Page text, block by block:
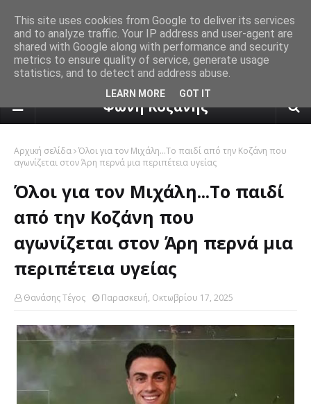
πρόγνωση καιρού από το
Φωνή Κοζάνης
Αρχική σελίδα Όλοι για τον Μιχάλη...Το παιδί από την Κοζάνη που
αγωνίζεται στον Άρη περνά μια περιπέτεια υγείας
Όλοι για τον Μιχάλη...Το παιδί
από την Κοζάνη που
αγωνίζεται στον Άρη περνά μια
περιπέτεια υγείας
Θανάσης Τέγος Παρασκευή, Οκτωβρίου 17, 2025
This site uses cookies from Google to deliver its services
and to analyze traffic. Your IP address and user-agent are
shared with Google along with performance and security
metrics to ensure quality of service, generate usage
statistics, and to detect and address abuse.
LEARN MORE GOT IT